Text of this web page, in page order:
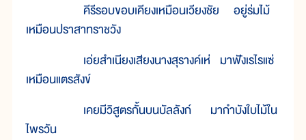
คีรีรอบขอบเคียงเหมือนเวียงชัย อยู่ร่มไม้
เหมือนปราสาทราชวัง
เอ่ยสำเนียงเสียงนางสุรางค์เห่ มาฟังเรไรแซ่
เหมือนแตรสังข์
เคยมีวิสูตรกั้นบนบัลลังก์ มากำบังใบไม้ใน
ไพรวัน